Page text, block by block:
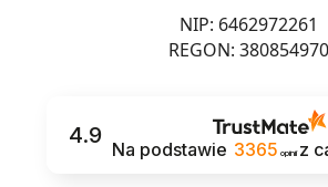
NIP: 6462972261
REGON: 380854970
4.9
Na podstawie 3365 opinii z